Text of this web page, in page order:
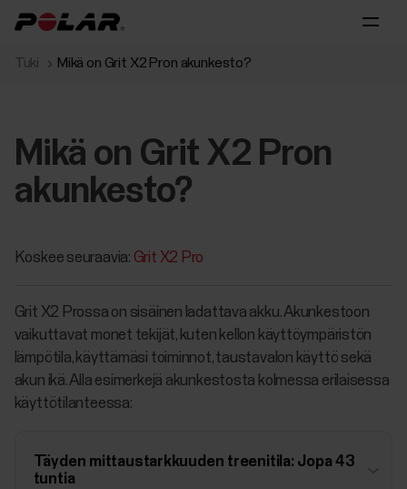
Tuki Mikä on Grit X2 Pron akunkesto?
Mikä on Grit X2 Pron
akunkesto?
Koskee seuraavia: Grit X2 Pro
Grit X2 Prossa on sisäinen ladattava akku. Akunkestoon
vaikuttavat monet tekijät, kuten kellon käyttöympäristön
lämpötila, käyttämäsi toiminnot, taustavalon käyttö sekä
akun ikä. Alla esimerkejä akunkestosta kolmessa erilaisessa
käyttötilanteessa:
Täyden mittaustarkkuuden treenitila: Jopa 43
tuntia